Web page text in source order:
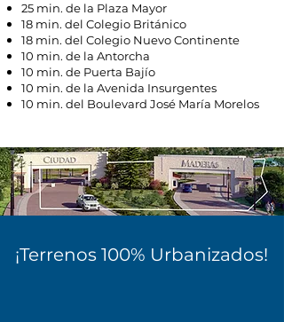
25 min. de la Plaza Mayor
18 min. del Colegio Británico
18 min. del Colegio Nuevo Continente
10 min. de la Antorcha
10 min. de Puerta Bajío
10 min. de la Avenida Insurgentes
10 min. del Boulevard José María Morelos
¡Terrenos 100% Urbanizados!